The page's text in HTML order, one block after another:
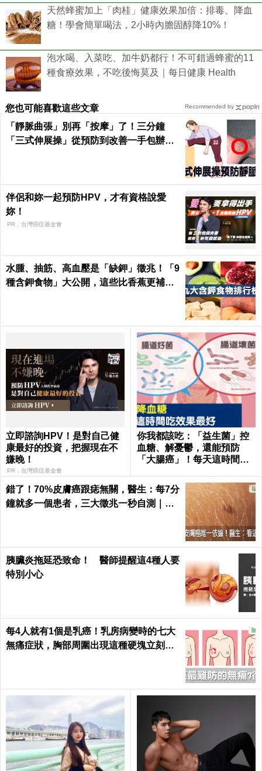
天然蜂蜜加上「肉桂」健康效果加倍：排毒、降血
糖！學會簡單喝法，2小時內膽固醇降10%！
泡水喝、入菜吃、加牛奶都行！不可錯過蜂蜜的11
種食療效果，不吃後悔莫及｜每日健康 Health
您也可能喜歡這些文章
「靜脈曲張」別再「按摩」了！三分鐘
「三式伸展操」從預防到改善一手包辦｜
伴侶和妳一起預防HPV，才有資格說愛
妳！
PR．台灣癌症基金會
水腫、抽筋、高血壓是「缺鉀」徵兆！「9
種含鉀食物」大公開，這些比香蕉更補鉀
立即諮詢HPV！是對自己健
康最好的投資，把握現在不
嫌晚！
PR．台灣癌症基金會
你我都該吃：「益生菌」控
血糖、解憂鬱，還能預防
「大腸癌」！每天這時間吃
錯了！70%皮膚癌跟痣無關，醫生：每7分
鐘就多一個患者，三大徵兆一秒自測｜每
胰臟炎拖延恐致命！ 醫師提醒這4種人要
特別小心
每4人就有1個是乳癌！乳房病變時的七大
無痛症狀，胸部周圍出現這種硬塊立刻就
Recommended by